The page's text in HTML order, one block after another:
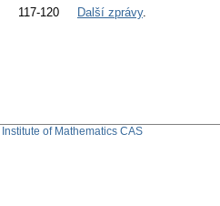
117-120
Další zprávy.
Institute of Mathematics CAS